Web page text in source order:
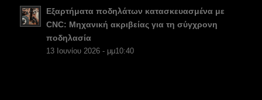
Εξαρτήματα ποδηλάτων κατασκευασμένα με
CNC: Μηχανική ακριβείας για τη σύγχρονη
ποδηλασία
13 Ιουνίου 2026 - μμ10:40
DE
RU
NL